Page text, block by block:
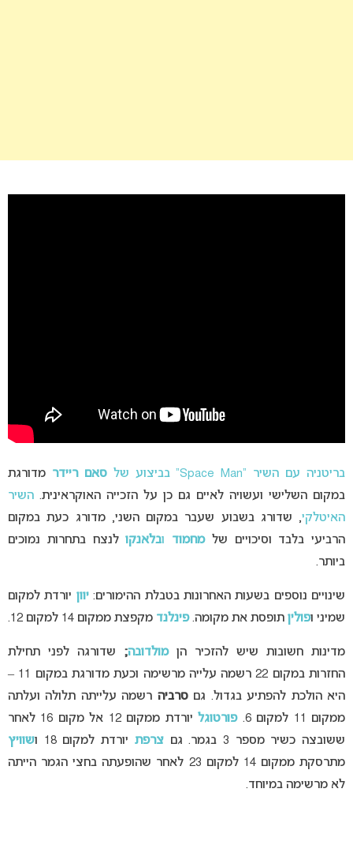
בריטניה עם השיר “Space Man” בביצוע של סאם ריידר מדורגת
במקום השלישי ועשויה לאיים גם כן על הזכייה האוקראינית. השיר
האיטלקי, שדורג בשבוע שעבר במקום השני, מדורג כעת במקום
הרביעי בלבד וסיכויים שלמחמוד ובלאנקולנצח בתחרות נמוכים
ביותר.
שינויים נוספים בשעות האחרונות בטבלת ההימורים:יוון יורדת למקום
שמיני ופולין תופסת את מקומה.פינלנד מקפצת ממקום 14 למקום 12.
מדינות חשובות שיש להזכיר הןמולדובה; שדורגה לפני תחילת
החזרות במקום 22 רשמה עלייה מרשימה וכעת מדורגת במקום 11 –
היא הולכת להפתיע בגדול. גםסרביה רשמה עלייתה תלולה ועלתה
ממקום 11 למקום 6.
פורטוגל
יורדת ממקום 12 אל מקום 16 לאחר
ששובצה כשיר מספר 3 בגמר. גם
צרפת יורדת למקום 18 ו
שוויץ
מתרסקת ממקום 14 למקום 23 לאחר שהופעתה בחצי הגמר הייתה
לא מרשימה במיוחד.